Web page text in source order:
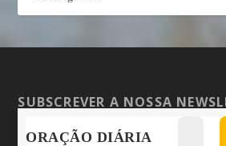
SUBSCREVER A NOSSA
ORAÇÃO DIÁRIA